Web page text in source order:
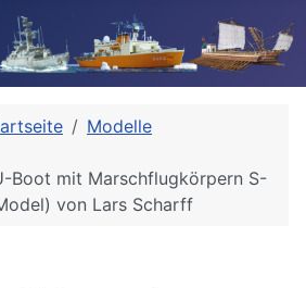
Modelle
Boot mit Marschflugkörpern S-
von Lars Scharff